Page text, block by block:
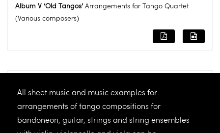
Album V ‘Old Tangos’ Arrangements for Tango Quartet
(Various composers)
and Guitar (Various composers)
All sheet music and music examples for
arrangements of tango compositions for
bandoneon, guitar, strings and string ensembles